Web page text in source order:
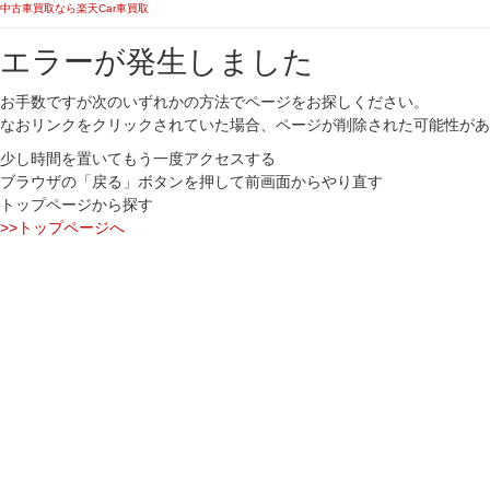
中古車買取なら楽天Car車買取
エラーが発生しました
お手数ですが次のいずれかの方法でページをお探しください。
なおリンクをクリックされていた場合、ページが削除された可能性が
少し時間を置いてもう一度アクセスする
ブラウザの「戻る」ボタンを押して前画面からやり直す
トップページから探す
>>トップページへ